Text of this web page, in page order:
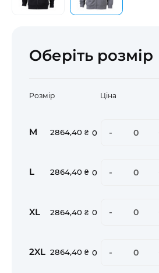
Оберіть розмір
Розмір Ціна
M 2864,40 ₴ 0 -
L 2864,40 ₴ 0 -
XL 2864,40 ₴ 0 -
2XL 2864,40 ₴ 0 -